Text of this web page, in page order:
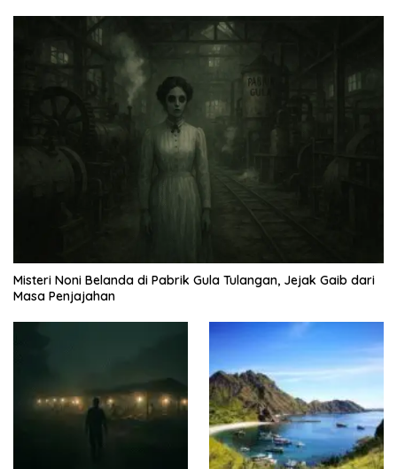
Misteri Noni Belanda di Pabrik Gula Tulangan, Jejak Gaib dari
Masa Penjajahan